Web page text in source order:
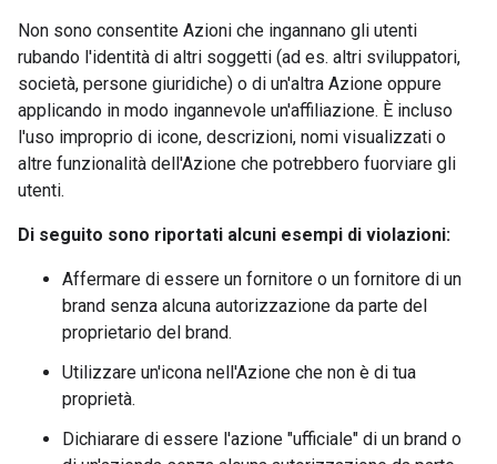
Non sono consentite Azioni che ingannano gli utenti
rubando l'identità di altri soggetti (ad es. altri sviluppatori,
società, persone giuridiche) o di un'altra Azione oppure
applicando in modo ingannevole un'affiliazione. È incluso
l'uso improprio di icone, descrizioni, nomi visualizzati o
altre funzionalità dell'Azione che potrebbero fuorviare gli
utenti.
Di seguito sono riportati alcuni esempi di violazioni:
Affermare di essere un fornitore o un fornitore di un
brand senza alcuna autorizzazione da parte del
proprietario del brand.
Utilizzare un'icona nell'Azione che non è di tua
proprietà.
Dichiarare di essere l'azione "ufficiale" di un brand o